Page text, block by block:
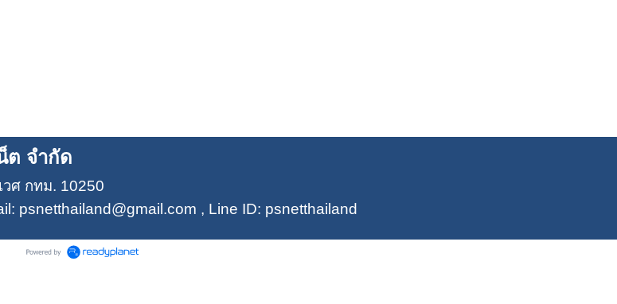
ต จำกัด
ศ กทม. 10250
psnetthailand@gmail.com , Line ID: psnetthailand